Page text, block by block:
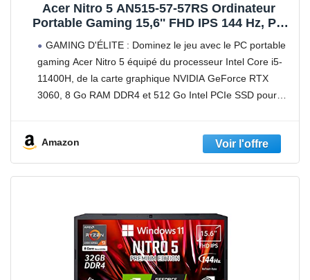
Acer Nitro 5 AN515-57-57RS Ordinateur
Portable Gaming 15,6'' FHD IPS 144 Hz, PC
Portable Gamer (Intel Core i5-11400H,
NVIDIA GeForce RTX 3060, RAM 8 Go, 512Go
SSD, Windows 10) - Clavier AZERTY, Noir
GAMING D'ÉLITE : Dominez le jeu avec le PC portable
gaming Acer Nitro 5 équipé du processeur Intel Core i5-
11400H, de la carte graphique NVIDIA GeForce RTX
3060, 8 Go RAM DDR4 et 512 Go Intel PCIe SSD pour
Amazon